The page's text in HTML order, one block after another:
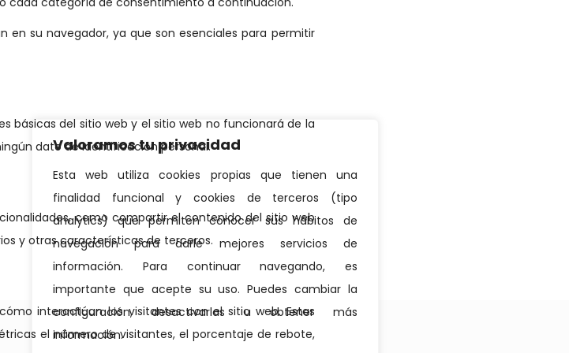
Valoramos tu privacidad
Esta web utiliza cookies propias que tienen una
finalidad funcional y cookies de terceros (tipo
analytics) que permiten conocer sus hábitos de
navegación para darle mejores servicios de
información. Para continuar navegando, es
importante que acepte su uso. Puedes cambiar la
configuración, desactivarlas u obtener más
información.